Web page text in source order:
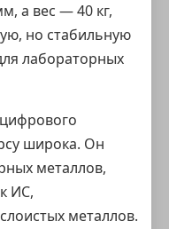
а вес — 40 кг,
но стабильную
лабораторных
широка. Он
металлов,
ИС,
металлов.